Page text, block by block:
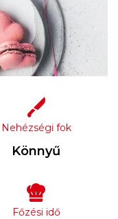
Nehézségi fok
Könnyű
Főzési idő